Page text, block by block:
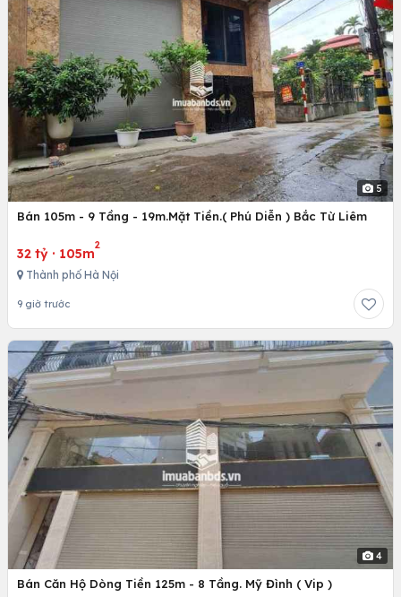
5
Bán 105m - 9 Tầng - 19m.Mặt Tiền.( Phú Diễn ) Bắc Từ Liêm
32 tỷ · 105m
2
Thành phố Hà Nội
9 giờ trước
4
Bán Căn Hộ Dòng Tiền 125m - 8 Tầng. Mỹ Đình ( Vip )